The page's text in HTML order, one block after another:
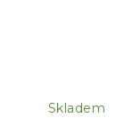
Skladem